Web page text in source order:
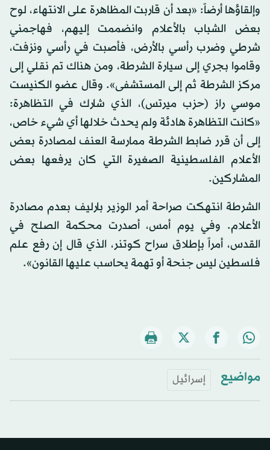
وإلقاؤها أرضاً: «بعد أن قاربت المظاهرة على الانتهاء، لوح
بعض الشباب بالأعلام وانضممت إليهم، فهاجمني
شرطي وضرب رأسي بالأرض، فأصبت في رأسي ونزفت،
وقاموا بجري إلى سيارة الشرطة، ومن هناك تم نقلي إلى
مركز الشرطة ثم إلى المستشفى». وقال عضو الكنيست
موسي راز (حزب ميرتس)، الذي شارك في التظاهرة:
«كانت التظاهرة هادئة ولم يحدث خلالها أي شيء خاص،
إلى أن قرر ضابط الشرطة ممارسة العنف لمصادرة بعض
الأعلام الفلسطينية الصغيرة التي كان يرفعها بعض
المشاركين.
الشرطة انتهكت صراحة أمر الوزير بارليف بعدم مصادرة
الأعلام. وفي يوم أمس، أصدرت محكمة الصلح في
القدس، أمراً بإطلاق سراح كوتنر، الذي قال إن رفع علم
فلسطين ليس جنحة أو تهمة يحاسب عليها القانون».
مواضيع إسرائيل